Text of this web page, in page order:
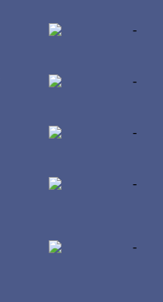
-
-
-
-
-